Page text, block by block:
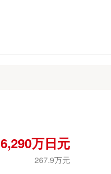
6,290万日元
267.9万元